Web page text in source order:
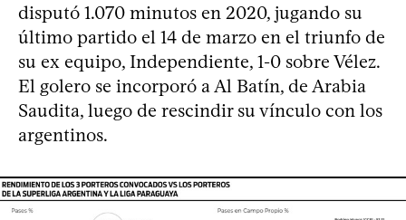
disputó 1.070 minutos en 2020, jugando su
último partido el 14 de marzo en el triunfo de
su ex equipo, Independiente, 1-0 sobre Vélez.
El golero se incorporó a Al Batín, de Arabia
Saudita, luego de rescindir su vínculo con los
argentinos.